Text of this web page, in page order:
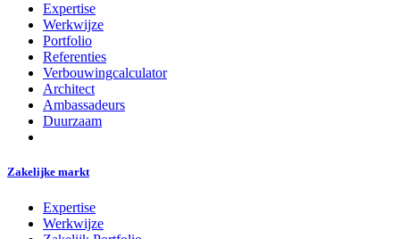
Expertise
Werkwijze
Portfolio
Referenties
Verbouwingcalculator
Architect
Ambassadeurs
Duurzaam
Zakelijke markt
Expertise
Werkwijze